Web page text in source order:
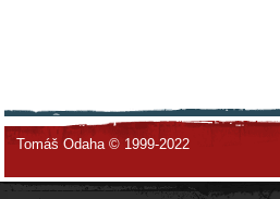
Tomáš Odaha © 1999-2022